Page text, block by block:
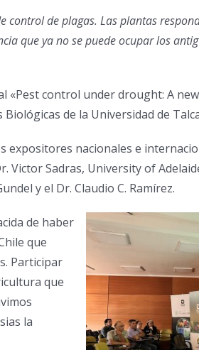
control de plagas. Las plantas
que ya no se puede ocupar los
«Pest control under drought: A
de la Universidad de
expositores nacionales e
Victor Sadras, University of
y el Dr. Claudio C. Ramírez.
de haber
que
Participar
que
la